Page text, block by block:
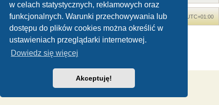
w celach statystycznych, reklamowych oraz
funkcjonalnych. Warunki przechowywania lub
dostępu do plików cookies można określić w
ustawieniach przeglądarki internetowej.
Dowiedz się więcej
Akceptuję!
Forum Dinozaury.com Strona główna Strefa czasowa UTC+01:00
Technologię dostarczaphpBB® Forum Software © phpBB Limited
Polski pakiet językowy dostarcza